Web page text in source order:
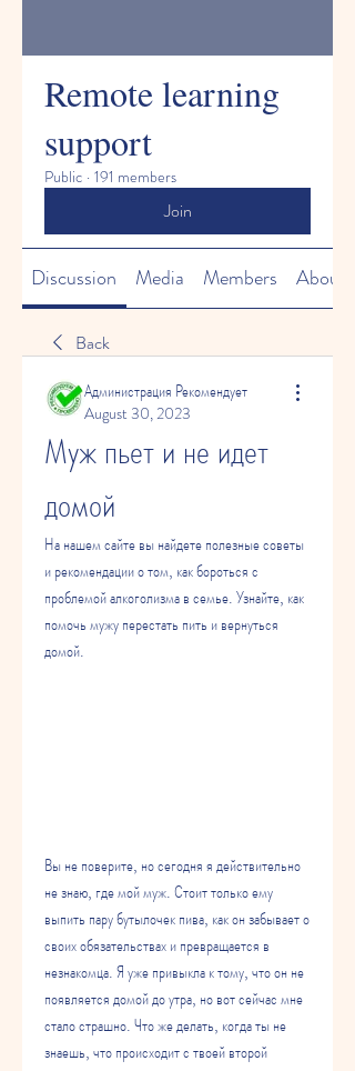
Remote learning
support
Public · 191 members
Join
Discussion Media Members About
Back
Администрация Рекомендует
August 30, 2023
Муж пьет и не идет
домой
На нашем сайте вы найдете полезные советы
и рекомендации о том, как бороться с
проблемой алкоголизма в семье. Узнайте, как
помочь мужу перестать пить и вернуться
домой.
Вы не поверите, но сегодня я действительно
не знаю, где мой муж. Стоит только ему
выпить пару бутылочек пива, как он забывает о
своих обязательствах и превращается в
незнакомца. Я уже привыкла к тому, что он не
появляется домой до утра, но вот сейчас мне
стало страшно. Что же делать, когда ты не
знаешь, что происходит с твоей второй